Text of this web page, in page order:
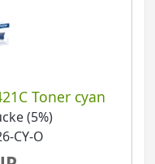
Toner cyan
(5%)
CY-O